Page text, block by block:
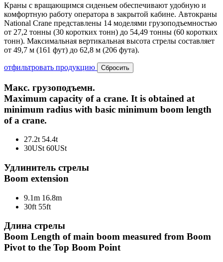
Краны с вращающимся сиденьем обеспечивают удобную и
комфортную работу оператора в закрытой кабине. Автокраны
National Crane представлены 14 моделями грузоподъемностью
от 27,2 тонны (30 коротких тонн) до 54,49 тонны (60 коротких
тонн). Максимальная вертикальная высота стрелы составляет
от 49,7 м (161 фут) до 62,8 м (206 фута).
отфильтровать продукцию Сбросить
Макс. грузоподъемн.
Maximum capacity of a crane. It is obtained at
minimum radius with basic minimum boom length
of a crane.
27.2t 54.4t
30USt 60USt
Удлинитель стрелы
Boom extension
9.1m 16.8m
30ft 55ft
Длина стрелы
Boom Length of main boom measured from Boom
Pivot to the Top Boom Point